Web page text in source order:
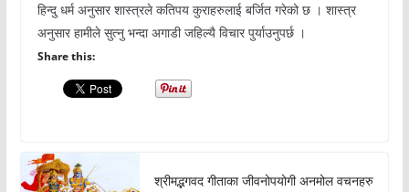
हिन्दु धर्म अनुसार शास्त्रले कतिपय कुराहरुलाई बर्जित गरेको छ । शास्त्र
अनुसार हामीले सुत्नु भन्दा अगाडी जहिल्यै विचार पुर्याउनुपर्छ ।
Share this:
श्रीमद्भगवद गीताका जीवनोपयोगी अनमोल वचनहरु